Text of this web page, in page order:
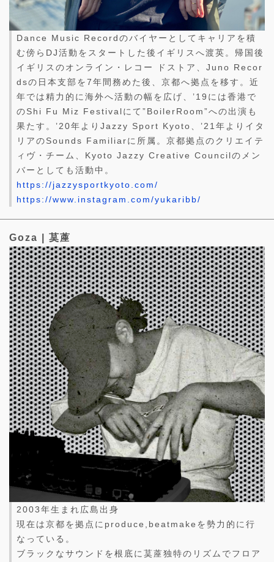
Dance Music Recordのバイヤーとしてキャリアを積
む傍らDJ活動をスタートした後イギリスへ渡英。帰国後
イギリスのオンライン・レコー ドストア、Juno Recor
dsの日本支部を7年間務めた後、京都へ拠点を移す。近
年では精力的に海外へ活動の幅を広げ、’19には香港で
のShi Fu Miz Festivalにて”BoilerRoom”への出演も
果たす。’20年よりJazzy Sport Kyoto、’21年よりイタ
リアのSounds Familiarに所属。京都拠点のクリエイテ
ィヴ・チーム、Kyoto Jazzy Creative Councilのメン
バーとしても活動中。
https://jazzysportkyoto.com/
https://www.instagram.com/yukaribb/
Goza | 茣蓙
2003年生まれ広島出身
現在は京都を拠点にproduce,beatmakeを勢力的に行
なっている。
ブラックなサウンドを根底に茣蓙独特のリズムでフロア